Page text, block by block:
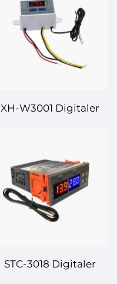
XH-W3001 Digitaler
Temperaturregelung
STC-3018 Digitaler